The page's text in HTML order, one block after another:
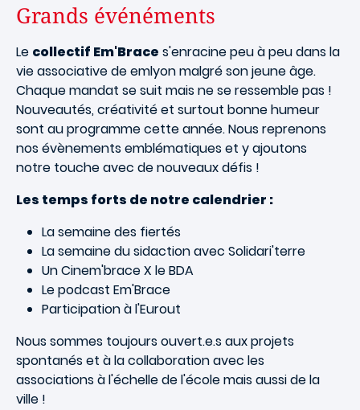
Grands événéments
Le collectif Em'Brace s'enracine peu à peu dans la
vie associative de emlyon malgré son jeune âge.
Chaque mandat se suit mais ne se ressemble pas !
Nouveautés, créativité et surtout bonne humeur
sont au programme cette année. Nous reprenons
nos évènements emblématiques et y ajoutons
notre touche avec de nouveaux défis !
Les temps forts de notre calendrier :
La semaine des fiertés
La semaine du sidaction avec Solidari'terre
Un Cinem'brace X le BDA
Le podcast Em'Brace
Participation à l'Eurout
Nous sommes toujours ouvert.e.s aux projets
spontanés et à la collaboration avec les
associations à l'échelle de l'école mais aussi de la
ville !